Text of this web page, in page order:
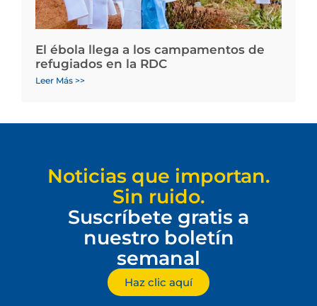
El ébola llega a los campamentos de
refugiados en la RDC
Leer Más >>
Noticias que importan.
Sin ruido.
Suscríbete gratis a
nuestro boletín
semanal
Haz clic aquí